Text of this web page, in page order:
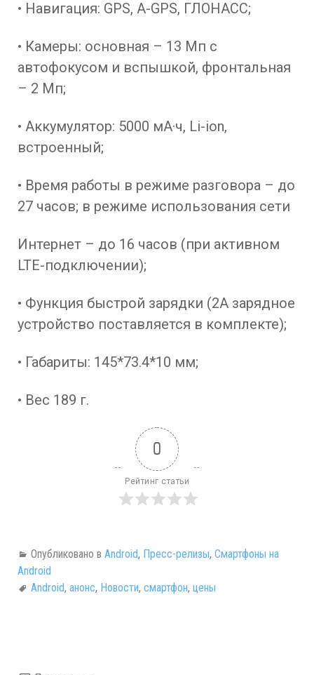
• Навигация: GPS, A-GPS, ГЛОНАСС;
• Камеры: основная – 13 Мп с
автофокусом и вспышкой, фронтальная
– 2 Мп;
• Аккумулятор: 5000 мА·ч, Li-ion,
встроенный;
• Время работы в режиме разговора – до
27 часов; в режиме использования сети
Интернет – до 16 часов (при активном
LTE-подключении);
• Функция быстрой зарядки (2A зарядное
устройство поставляется в комплекте);
• Габариты: 145*73.4*10 мм;
• Вес 189 г.
0
Рейтинг статьи
Опубликовано в Android, Пресс-релизы, Смартфоны на
Android
Android, анонс, Новости, смартфон, цены